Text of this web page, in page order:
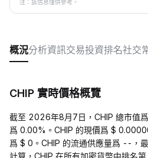
注：該信息僅供參考。
概況分析資訊交易投資排名社交
CHIP 實時價格概覽
截至 2026年8月7日，CHIP 總市值
爲 0.00%。CHIP 的現價爲 $
爲 $ 0。CHIP 的流通供應量爲 --，
計算，CHIP 在所有加密貨幣中排名